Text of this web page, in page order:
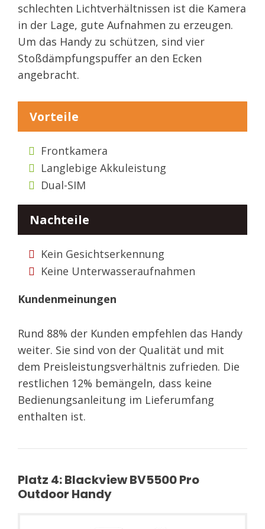
schlechten Lichtverhältnissen ist die Kamera
in der Lage, gute Aufnahmen zu erzeugen.
Um das Handy zu schützen, sind vier
Stoßdämpfungspuffer an den Ecken
angebracht.
Vorteile
Frontkamera
Langlebige Akkuleistung
Dual-SIM
Nachteile
Kein Gesichtserkennung
Keine Unterwasseraufnahmen
Kundenmeinungen
Rund 88% der Kunden empfehlen das Handy
weiter. Sie sind von der Qualität und mit
dem Preisleistungsverhältnis zufrieden. Die
restlichen 12% bemängeln, dass keine
Bedienungsanleitung im Lieferumfang
enthalten ist.
Platz 4: Blackview BV5500 Pro
Outdoor Handy